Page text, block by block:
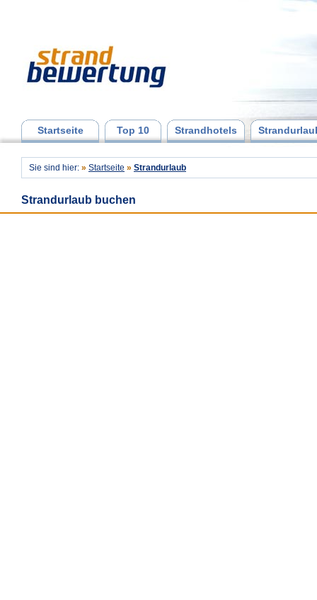
Startseite Top 10 Strandhotels
Sie sind hier: » Startseite » Strandurlaub
Strandurlaub buchen